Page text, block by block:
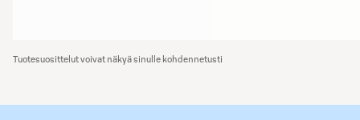
Tuotesuosittelut voivat näkyä sinulle kohdennetusti